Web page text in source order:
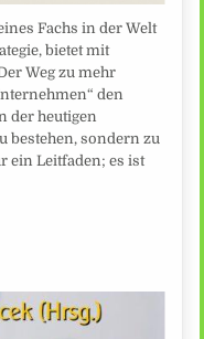
Fachs in der Welt
bietet mit
Weg zu mehr
den
der heutigen
bestehen, sondern zu
ein Leitfaden; es ist